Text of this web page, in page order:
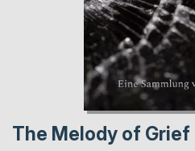
The Melody of Grief